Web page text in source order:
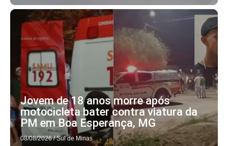
Jovem de 18 anos morre após
motocicleta bater contra viatura da
PM em Boa Esperança, MG
08/08/2026 / Sul de Minas